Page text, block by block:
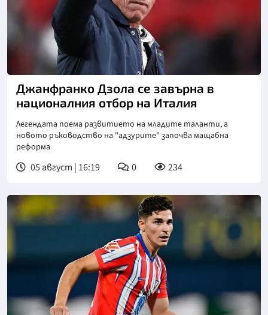
Снимка: goggle
Джанфранко Дзола се завърна в
националния отбор на Италия
Легендата поема развитието на младите таланти, а
новото ръководство на "адзурите" започва мащабна
реформа
05 август | 16:19 0 234